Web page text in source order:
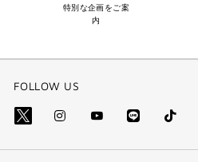
特別な企画をご案
内
FOLLOW US
X=Twitter（別
ウ
Instagram（別
ウ
YouTube（別
ウ
Line
(別
Tik
Tok